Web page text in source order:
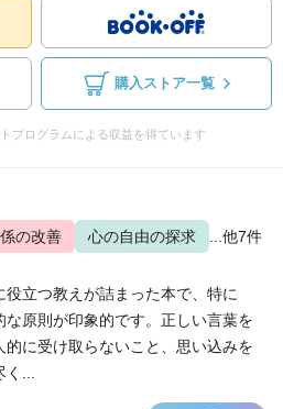
購入ストア一覧
プログラムによる収益を得ています
の改善 心の自由の探求 ...他7件
立つ教えが詰まった本で、特に
な原則が印象的です。正しい言葉を
に受け取らないこと、思い込みを
...